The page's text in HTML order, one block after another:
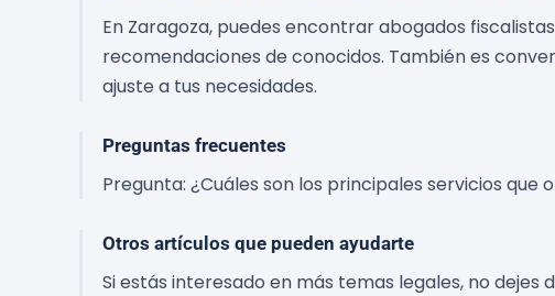
En Zaragoza, puedes encontrar abogados
recomendaciones de conocidos. También es
ajuste a tus necesidades.
Preguntas frecuentes
Pregunta: ¿Cuáles son los principales servicios
Otros artículos que pueden ayudarte
Si estás interesado en más temas legales, no dejes